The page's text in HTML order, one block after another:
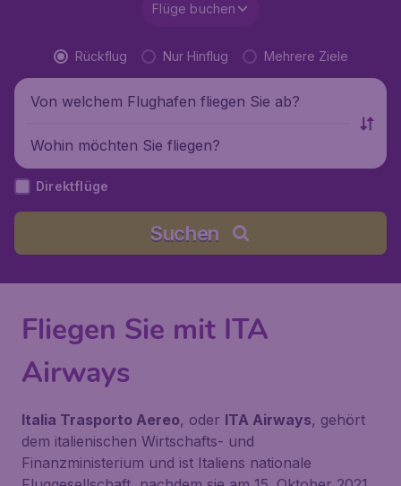
Flüge buchen
Rückflug Nur Hinflug Mehrere Ziele
Von welchem Flughafen fliegen Sie ab?
Wohin möchten Sie fliegen?
Direktflüge
Suchen
Fliegen Sie mit ITA
Airways
Italia Trasporto Aereo, oder ITA Airways, gehört
dem italienischen Wirtschafts- und
Finanzministerium und ist Italiens nationale